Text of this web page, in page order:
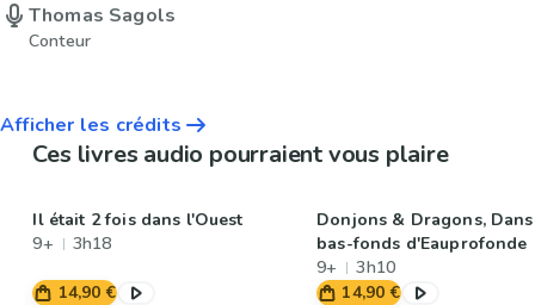
Thomas Sagols
Conteur
Afficher les crédits
Ces livres audio pourraient vous plaire
Il était 2 fois dans l'Ouest
9+
3h18
14,90 €
Donjons & Dragons,
bas-fonds d'Eauprofonde
9+
3h10
14,90 €